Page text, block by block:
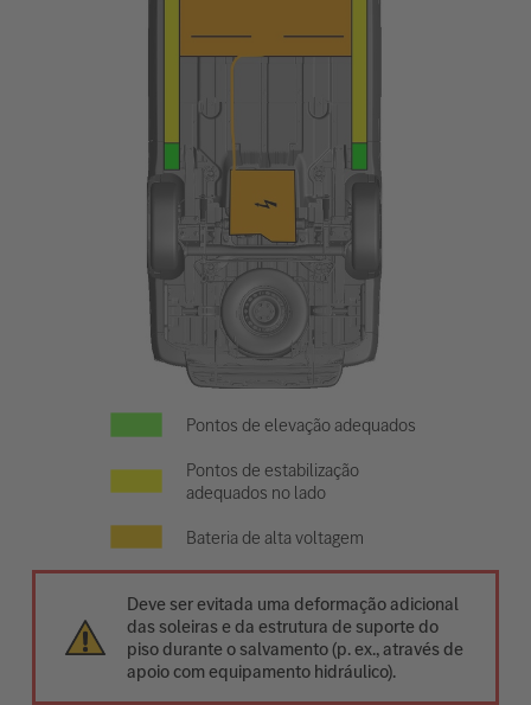
Pontos de elevação adequados
Pontos de estabilização
adequados no lado
Bateria de alta voltagem
Deve ser evitada uma deformação adicional
das soleiras e da estrutura de suporte do
piso durante o salvamento (p. ex., através de
apoio com equipamento hidráulico).